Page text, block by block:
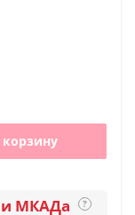
корзину
МКАДа ?